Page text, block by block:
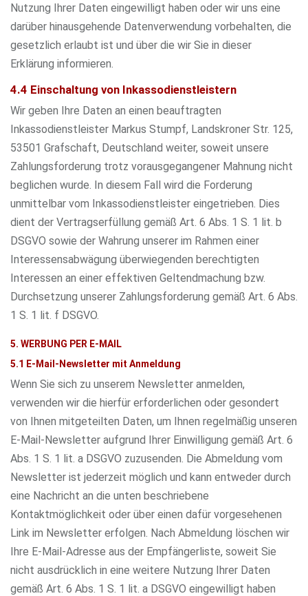
Nutzung Ihrer Daten eingewilligt haben oder wir uns eine
darüber hinausgehende Datenverwendung vorbehalten, die
gesetzlich erlaubt ist und über die wir Sie in dieser
Erklärung informieren.
4.4 Einschaltung von Inkassodienstleistern
Wir geben Ihre Daten an einen beauftragten
Inkassodienstleister Markus Stumpf, Landskroner Str. 125,
53501 Grafschaft, Deutschland weiter, soweit unsere
Zahlungsforderung trotz vorausgegangener Mahnung nicht
beglichen wurde. In diesem Fall wird die Forderung
unmittelbar vom Inkassodienstleister eingetrieben. Dies
dient der Vertragserfüllung gemäß Art. 6 Abs. 1 S. 1 lit. b
DSGVO sowie der Wahrung unserer im Rahmen einer
Interessensabwägung überwiegenden berechtigten
Interessen an einer effektiven Geltendmachung bzw.
Durchsetzung unserer Zahlungsforderung gemäß Art. 6 Abs.
1 S. 1 lit. f DSGVO.
5. WERBUNG PER E-MAIL
5.1 E-Mail-Newsletter mit Anmeldung
Wenn Sie sich zu unserem Newsletter anmelden,
verwenden wir die hierfür erforderlichen oder gesondert
von Ihnen mitgeteilten Daten, um Ihnen regelmäßig unseren
E-Mail-Newsletter aufgrund Ihrer Einwilligung gemäß Art. 6
Abs. 1 S. 1 lit. a DSGVO zuzusenden. Die Abmeldung vom
Newsletter ist jederzeit möglich und kann entweder durch
eine Nachricht an die unten beschriebene
Kontaktmöglichkeit oder über einen dafür vorgesehenen
Link im Newsletter erfolgen. Nach Abmeldung löschen wir
Ihre E-Mail-Adresse aus der Empfängerliste, soweit Sie
nicht ausdrücklich in eine weitere Nutzung Ihrer Daten
gemäß Art. 6 Abs. 1 S. 1 lit. a DSGVO eingewilligt haben